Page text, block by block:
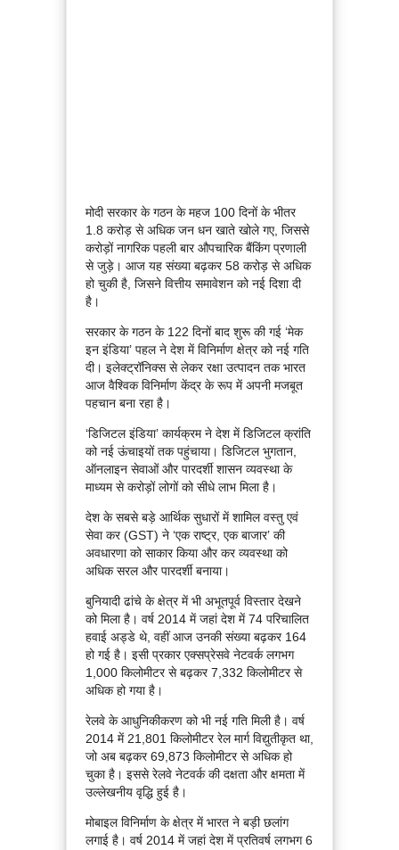
मोदी सरकार के गठन के महज 100 दिनों के भीतर
1.8 करोड़ से अधिक जन धन खाते खोले गए, जिससे
करोड़ों नागरिक पहली बार औपचारिक बैंकिंग प्रणाली
से जुड़े। आज यह संख्या बढ़कर 58 करोड़ से अधिक
हो चुकी है, जिसने वित्तीय समावेशन को नई दिशा दी
है।
सरकार के गठन के 122 दिनों बाद शुरू की गई ‘मेक
इन इंडिया’ पहल ने देश में विनिर्माण क्षेत्र को नई गति
दी। इलेक्ट्रॉनिक्स से लेकर रक्षा उत्पादन तक भारत
आज वैश्विक विनिर्माण केंद्र के रूप में अपनी मजबूत
पहचान बना रहा है।
‘डिजिटल इंडिया’ कार्यक्रम ने देश में डिजिटल क्रांति
को नई ऊंचाइयों तक पहुंचाया। डिजिटल भुगतान,
ऑनलाइन सेवाओं और पारदर्शी शासन व्यवस्था के
माध्यम से करोड़ों लोगों को सीधे लाभ मिला है।
देश के सबसे बड़े आर्थिक सुधारों में शामिल वस्तु एवं
सेवा कर (GST) ने ‘एक राष्ट्र, एक बाजार’ की
अवधारणा को साकार किया और कर व्यवस्था को
अधिक सरल और पारदर्शी बनाया।
बुनियादी ढांचे के क्षेत्र में भी अभूतपूर्व विस्तार देखने
को मिला है। वर्ष 2014 में जहां देश में 74 परिचालित
हवाई अड्डे थे, वहीं आज उनकी संख्या बढ़कर 164
हो गई है। इसी प्रकार एक्सप्रेसवे नेटवर्क लगभग
1,000 किलोमीटर से बढ़कर 7,332 किलोमीटर से
अधिक हो गया है।
रेलवे के आधुनिकीकरण को भी नई गति मिली है। वर्ष
2014 में 21,801 किलोमीटर रेल मार्ग विद्युतीकृत था,
जो अब बढ़कर 69,873 किलोमीटर से अधिक हो
चुका है। इससे रेलवे नेटवर्क की दक्षता और क्षमता में
उल्लेखनीय वृद्धि हुई है।
मोबाइल विनिर्माण के क्षेत्र में भारत ने बड़ी छलांग
लगाई है। वर्ष 2014 में जहां देश में प्रतिवर्ष लगभग 6